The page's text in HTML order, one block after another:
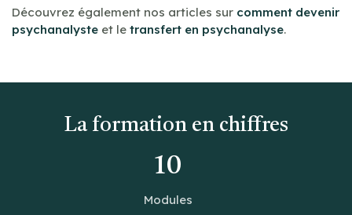
Découvrez également nos articles sur comment devenir
psychanalyste et le transfert en psychanalyse.
La formation en chiffres
10
Modules